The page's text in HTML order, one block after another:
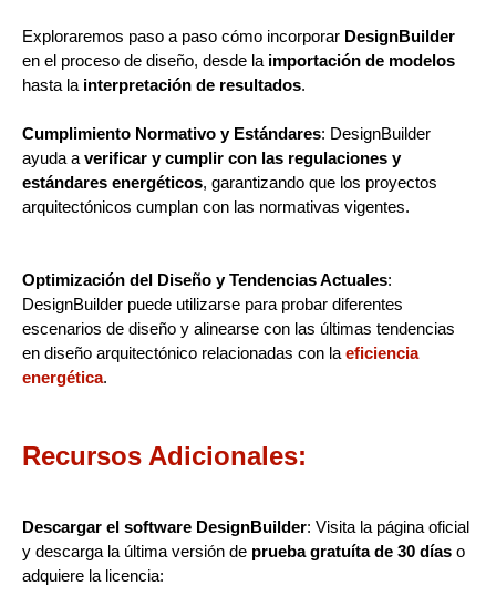
Exploraremos paso a paso cómo incorporar DesignBuilder
en el proceso de diseño, desde la importación de modelos
hasta la interpretación de resultados.
Cumplimiento Normativo y Estándares: DesignBuilder
ayuda averificar y cumplir con las regulaciones y
estándares energéticos, garantizando que los proyectos
arquitectónicos cumplan con las normativas vigentes.
Optimización del Diseño y Tendencias Actuales:
DesignBuilder puede utilizarse para probar diferentes
escenarios de diseño y alinearse con las últimas tendencias
en diseño arquitectónico relacionadas con laeficiencia
energética.
Recursos Adicionales:
Descargar el software DesignBuilder: Visita la página oficial
y descarga la última versión de prueba gratuíta de 30 días o
adquiere la licencia: